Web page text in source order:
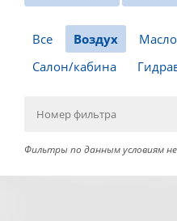
Все Воздух Масло
Салон/кабина
Фильтры по данным условиям